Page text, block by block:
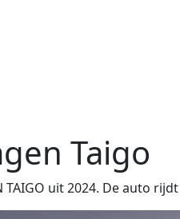
Taigo
TAIGO uit 2024. De auto